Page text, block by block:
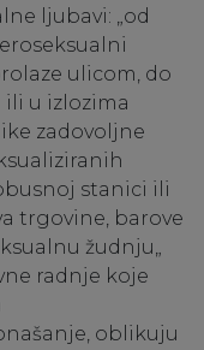
ljubavi: „od
ulicom, do
u izlozima
zadovoljne
stanici ili
trgovine, barove
žudnju„
radnje koje
oblikuju